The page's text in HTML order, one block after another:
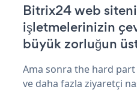
Bitrix24 web
işletmelerinizin
büyük zorluğun
Ama sonra the hard part
ve daha fazla ziyaretçi